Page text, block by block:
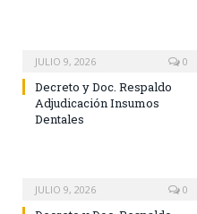
JULIO 9, 2026 0
Decreto y Doc. Respaldo
Adjudicación Insumos
Dentales
JULIO 9, 2026 0